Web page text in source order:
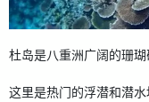
杜岛是八重洲广阔的珊瑚
这里是热门的浮潜和潜水